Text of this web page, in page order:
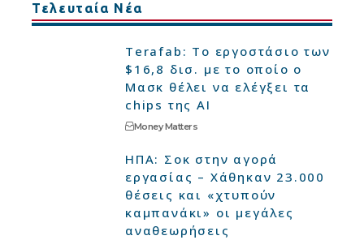
Τελευταία Νέα
Terafab: Το εργοστάσιο των
$16,8 δισ. με το οποίο ο
Μασκ θέλει να ελέγξει τα
chips της AI
Money Matters
ΗΠΑ: Σοκ στην αγορά
εργασίας – Χάθηκαν 23.000
θέσεις και «χτυπούν
καμπανάκι» οι μεγάλες
αναθεωρήσεις